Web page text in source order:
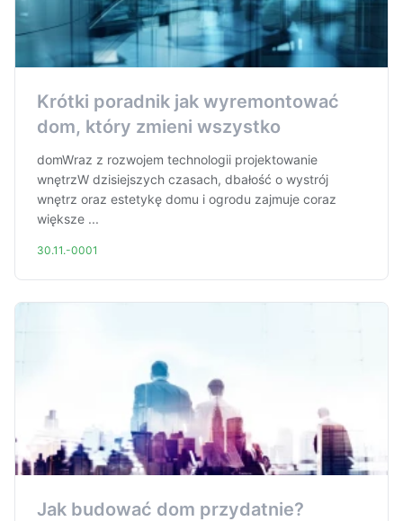
Krótki poradnik jak wyremontować
dom, który zmieni wszystko
domWraz z rozwojem technologii projektowanie
wnętrzW dzisiejszych czasach, dbałość o wystrój
wnętrz oraz estetykę domu i ogrodu zajmuje coraz
większe ...
30.11.-0001
Jak budować dom przydatnie?